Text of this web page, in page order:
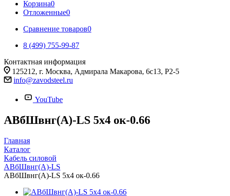
Корзина0
Отложенные0
Сравнение товаров0
8 (499) 755-99-87
Контактная информация
125212, г. Москва, Адмирала Макарова, 6с13, Р2-5
info@zavodsteel.ru
YouTube
АВбШвнг(A)-LS 5х4 ок-0.66
Главная
Каталог
Кабель силовой
АВбШвнг(A)-LS
АВбШвнг(A)-LS 5х4 ок-0.66